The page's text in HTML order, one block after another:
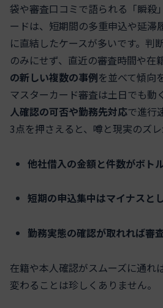
袋や審査口コミで語られる「瞬殺
ードは、短期間の多重申込や延滞
に直結したケースが多いです。判
のみにせず、直近の審査時間や在
の新しい複数の事例を並べて傾向
マスターカード審査は土日でも動
人確認の可否や勤務先対応で進行
3点を押さえると、噂と現実のズレ
他社借入の金額と件数がボト
短期の申込集中はマイナスと
勤務実態の確認が取れれば審
在籍や本人確認がスムーズに通れ
変わることは珍しくありません。